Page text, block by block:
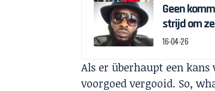
Geen
strijd om
16-04-26
Als er überhaupt een
voorgoed vergooid. So,